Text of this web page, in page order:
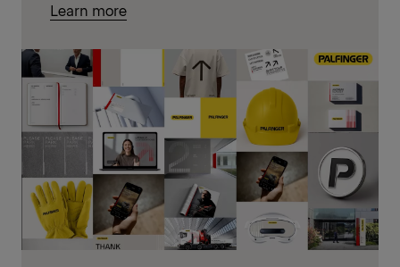
Learn more